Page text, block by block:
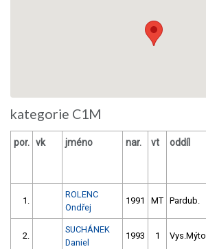
kategorie C1M
por. vk jméno nar. vt oddíl
1.
ROLENC
Ondřej
1991 MT Pardub.
2.
SUCHÁNEK
Daniel
1993 1 Vys.Mýto